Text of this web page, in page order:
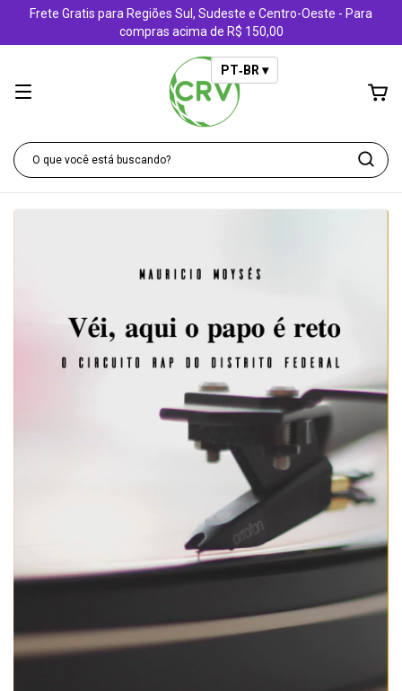
Frete Gratis para Regiões Sul, Sudeste e Centro-Oeste - Para
compras acima de R$ 150,00
PT‑BR ▾